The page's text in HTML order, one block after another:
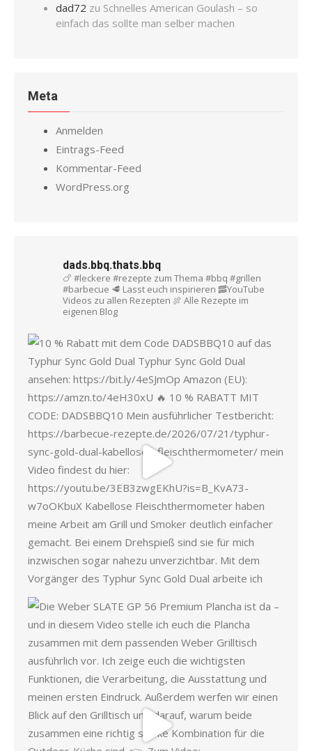
dad72 zu Schnelles American Goulash – so
einfach das sollte man selber machen
Meta
Anmelden
Eintrags-Feed
Kommentar-Feed
WordPress.org
dads.bbq.thats.bbq
🍗 #leckere #rezepte zum Thema #bbq #grillen
#barbecue 🥩 Lasst euch inspirieren 🥓YouTube
Videos zu allen Rezepten 🍖 Alle Rezepte im
eigenen Blog